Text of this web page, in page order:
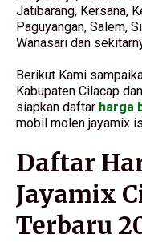
Jatibarang, Kersana,
Paguyangan, Salem,
Wanasari dan
Berikut Kami
Kabupaten Cilacap
siapkan daftar harga
mobil molen jayamix
Daftar
Jayamix
Terbaru